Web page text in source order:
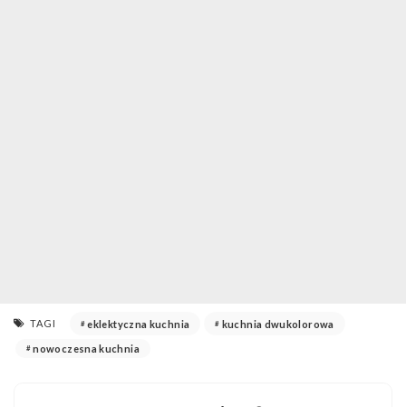
TAGI eklektyczna kuchnia kuchnia dwukolorowa
nowoczesna kuchnia